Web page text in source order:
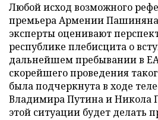
Любой исход возможного
премьера Армении Пашиняна
эксперты оценивают
республике плебисцита о
дальнейшем пребывании в
скорейшего проведения
была подчеркнута в ходе
Владимира Путина и Никола
этой ситуации будет делать